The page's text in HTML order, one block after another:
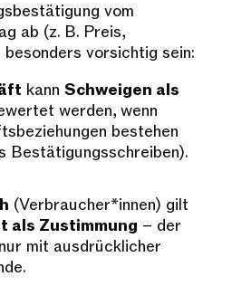
vom
ab (z. B. Preis,
vorsichtig sein:
kann Schweigen als
werden, wenn
bestehen
Bestätigungsschreiben).
(Verbraucher*innen) gilt
als Zustimmung – der
mit ausdrücklicher